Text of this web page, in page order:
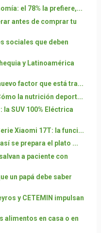
el 78% la prefiere,...
antes de comprar tu
sociales que deben
y Latinoamérica
factor que está tra...
la nutrición deport...
la SUV 100% Eléctrica
Xiaomi 17T: la funci...
se prepara el plato ...
a paciente con
un papá debe saber
y CETEMIN impulsan
alimentos en casa o en